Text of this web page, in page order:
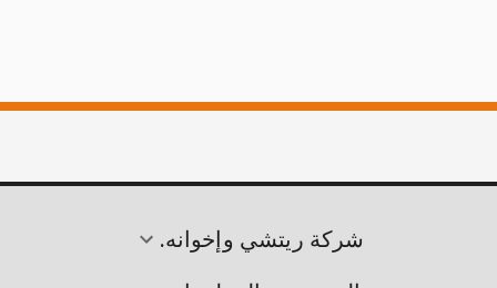
شركة ريتشي وإخوانه.